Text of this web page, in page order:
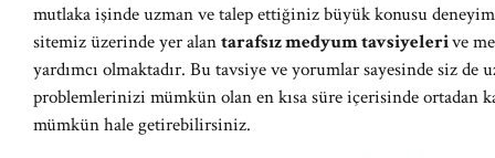
mutlaka işinde uzman ve talep ettiğiniz büyük konusu
sitemiz üzerinde yer alantarafsız medyum tavsiyelerive
yardımcı olmaktadır. Bu tavsiye ve yorumlar sayesinde siz
problemlerinizi mümkün olan en kısa süre içerisinde ortadan
mümkün hale getirebilirsiniz.